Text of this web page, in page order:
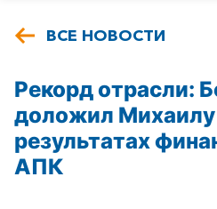
ВСЕ НОВОСТИ
Рекорд отрасли:
доложил
результатах
АПК